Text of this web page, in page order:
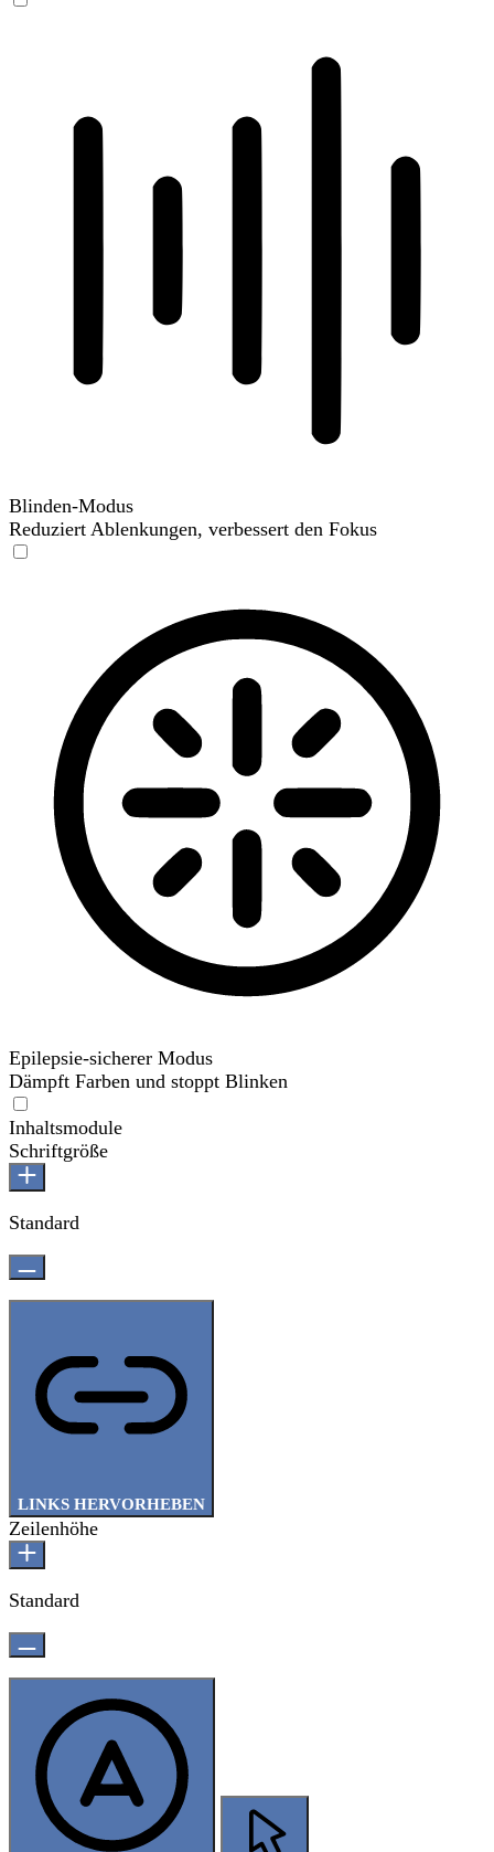
Blinden-Modus
Reduziert Ablenkungen, verbessert den Fokus
Epilepsie-sicherer Modus
Dämpft Farben und stoppt Blinken
Inhaltsmodule
Schriftgröße
Standard
LINKS HERVORHEBEN
Zeilenhöhe
Standard